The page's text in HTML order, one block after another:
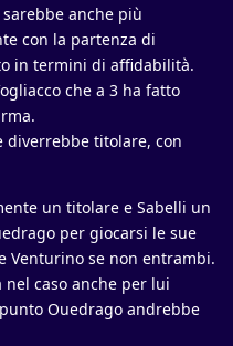
anche più
con la partenza di
in termini di affidabilità.
che a 3 ha fatto
diverrebbe titolare, con
un titolare e Sabelli un
per giocarsi le sue
Venturino se non entrambi.
caso anche per lui
Ouedrago andrebbe